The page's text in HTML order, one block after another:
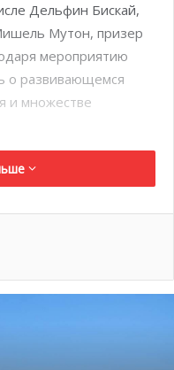
Дельфин Бискай,
Мутон, призер
мероприятию
о развивающемся
и множестве